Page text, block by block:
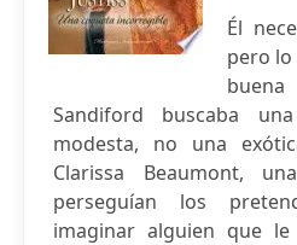
Él
pero
Sandiford buscaba
modesta, no una
Clarissa Beaumont,
perseguían los
imaginar alguien que le